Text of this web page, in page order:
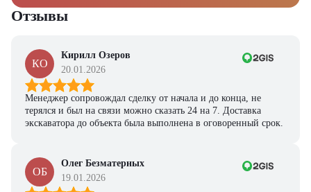
Отзывы
КО
Кирилл Озеров
20.01.2026
Менеджер сопровождал сделку от начала и до конца, не
терялся и был на связи можно сказать 24 на 7. Доставка
экскаватора до объекта была выполнена в оговоренный срок.
ОБ
Олег Безматерных
19.01.2026